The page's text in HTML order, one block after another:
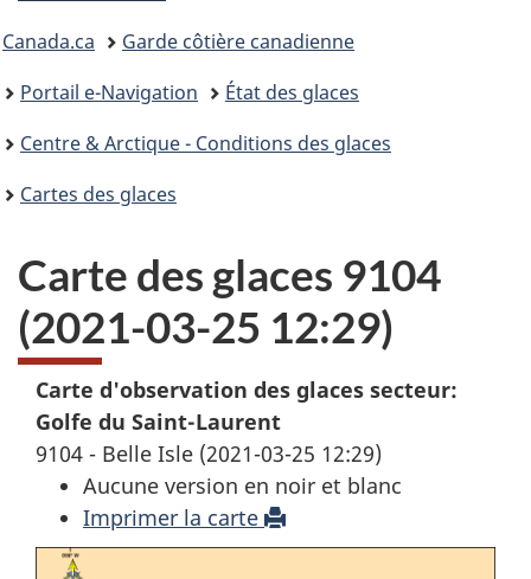
Vous
êtes
ici
:
Canada.ca
Garde côtière canadienne
Portail e-Navigation
État des glaces
Centre & Arctique - Conditions des glaces
Cartes des glaces
Carte des glaces 9104
(2021-03-25 12:29)
Carte d'observation des glaces secteur:
Golfe du Saint-Laurent
9104 - Belle Isle (2021-03-25 12:29)
Aucune version en noir et blanc
Imprimer la carte